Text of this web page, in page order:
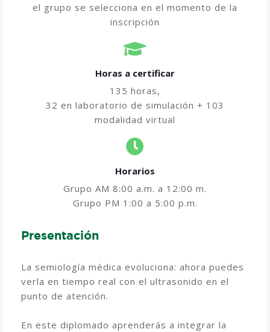
el grupo se selecciona en el momento de la
inscripción
Horas a certificar​
135 horas,
32 en laboratorio de simulación + 103
modalidad virtual
Horarios
Grupo AM 8:00 a.m. a 12:00 m.
Grupo PM 1:00 a 5:00 p.m.
Presentación
La semiología médica evoluciona: ahora puedes
verla en tiempo real con el ultrasonido en el
punto de atención.
En este diplomado aprenderás a integrar la